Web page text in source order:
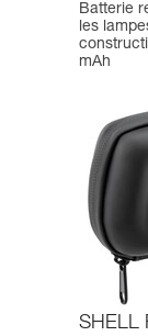
Batterie
les
mAh
SHELL